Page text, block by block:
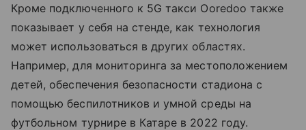
Кроме подключенного к 5G такси Ooredoo также
показывает у себя на стенде, как технология
может использоваться в других областях.
Например, для мониторинга за местоположением
детей, обеспечения безопасности стадиона с
помощью беспилотников и умной среды на
футбольном турнире в Катаре в 2022 году.